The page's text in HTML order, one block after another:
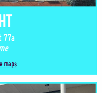
77a
maps